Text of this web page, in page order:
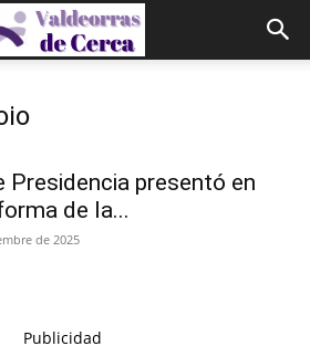
Presidencia presentó en
de la...
de 2025
Publicidad